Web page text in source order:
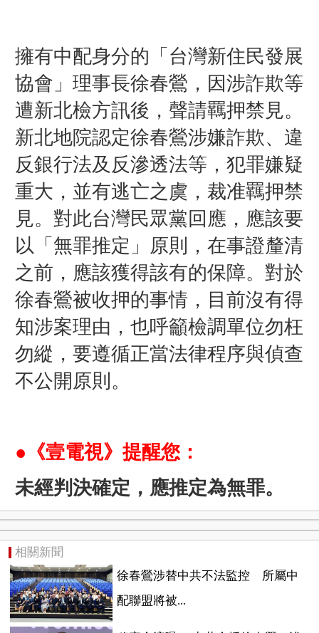
擁有中配身分的「台灣新住民發展
協會」理事長徐春鶯，因涉詐欺等
遭新北檢方訊後，聲請羈押禁見。
新北地院認定徐春鶯涉嫌詐欺、違
反銀行法及反滲透法等，犯罪嫌疑
重大，並有逃亡之虞，裁准羈押禁
見。對此台灣民眾黨回應，應該要
以「無罪推定」原則，在事證釐清
之前，應該獲得該有的保障。對於
徐春鶯被收押的事情，目前沒有得
知涉案理由，也呼籲檢調單位勿枉
勿縱，要遵循正當法律程序與偵查
不公開原則。
●《壹電視》提醒您：
未經判決確定，應推定為無罪。
相關新聞
徐春鶯涉替中共不法監控 所屬中
配聯盟將被...